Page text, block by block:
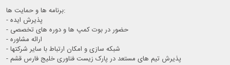
برنامه ها و حمایت ها:
- پذیرش ایده
- حضور در بوت کمپ ها و دوره های تخصصی
- شبکه سازی و امکان ارتباط با سایر شرکتها
- پذیرش تیم های مستعد در پارک زیست فناوری خليج فارس قشم